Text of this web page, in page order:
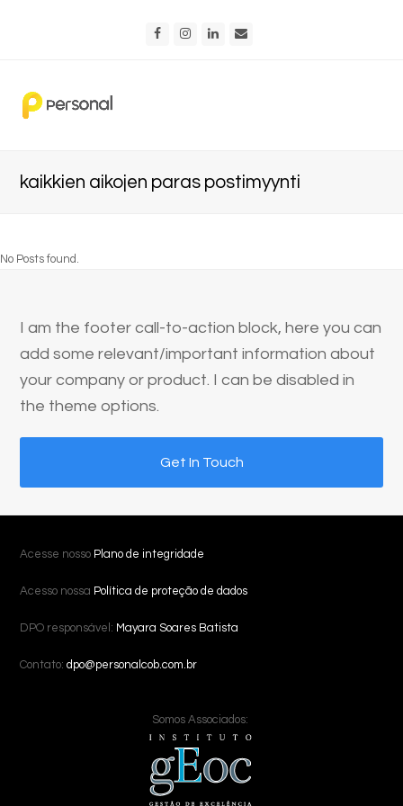
FacebookInstagram
LinkedIn
kaikkien aikojen paras postimyynti
No Posts found.
I am the footer call-to-action block, here you can
add some relevant/important information about
your company or product. I can be disabled in
the theme options.
Get In Touch
Acesse nosso Plano de integridade
Acesso nossa Política de proteção de dados
DPO responsável: Mayara Soares Batista
Contato:dpo@personalcob.com.br
Somos Associados: